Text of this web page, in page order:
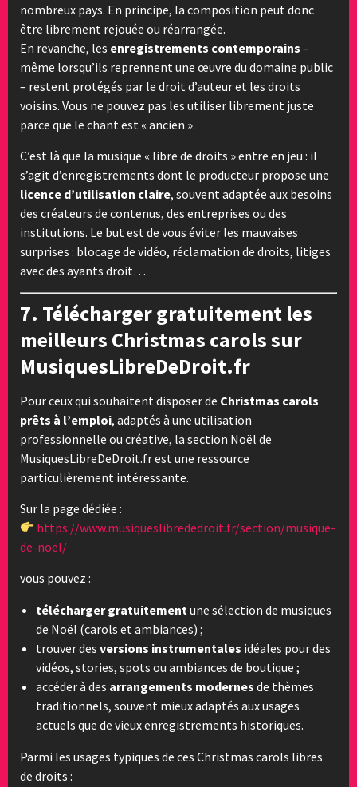
nombreux pays. En principe, la composition peut donc
être librement rejouée ou réarrangée.
En revanche, les enregistrements contemporains –
même lorsqu’ils reprennent une œuvre du domaine public
– restent protégés par le droit d’auteur et les droits
voisins. Vous ne pouvez pas les utiliser librement juste
parce que le chant est « ancien ».
C’est là que la musique « libre de droits » entre en jeu : il
s’agit d’enregistrements dont le producteur propose une
licence d’utilisation claire, souvent adaptée aux besoins
des créateurs de contenus, des entreprises ou des
institutions. Le but est de vous éviter les mauvaises
surprises : blocage de vidéo, réclamation de droits, litiges
avec des ayants droit…
7. Télécharger gratuitement les
meilleurs Christmas carols sur
MusiquesLibreDeDroit.fr
Pour ceux qui souhaitent disposer de Christmas carols
prêts à l’emploi, adaptés à une utilisation
professionnelle ou créative, la section Noël de
MusiquesLibreDeDroit.fr est une ressource
particulièrement intéressante.
Sur la page dédiée :
https://www.musiqueslibrededroit.fr/section/musique-
de-noel/
vous pouvez :
télécharger gratuitement une sélection de musiques
de Noël (carols et ambiances) ;
trouver des versions instrumentales idéales pour des
vidéos, stories, spots ou ambiances de boutique ;
accéder à des arrangements modernes de thèmes
traditionnels, souvent mieux adaptés aux usages
actuels que de vieux enregistrements historiques.
Parmi les usages typiques de ces Christmas carols libres
de droits :